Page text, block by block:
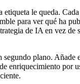
le queda.
para ver qué ha
de IA en vez
plano.
enriquecimiento por